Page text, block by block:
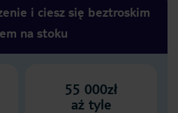
i ciesz się beztroskim
na stoku
55 000zł
aż tyle